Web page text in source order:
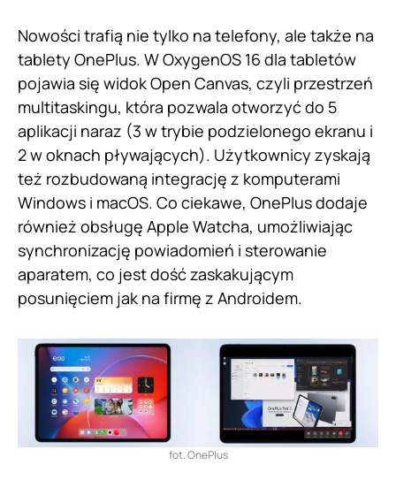
Nowości trafią nie tylko na telefony, ale także na
tablety OnePlus. W OxygenOS 16 dla tabletów
pojawia się widok Open Canvas, czyli przestrzeń
multitaskingu, która pozwala otworzyć do 5
aplikacji naraz (3 w trybie podzielonego ekranu i
2 w oknach pływających). Użytkownicy zyskają
też rozbudowaną integrację z komputerami
Windows i macOS. Co ciekawe, OnePlus dodaje
również obsługę Apple Watcha, umożliwiając
synchronizację powiadomień i sterowanie
aparatem, co jest dość zaskakującym
posunięciem jak na firmę z Androidem.
fot. OnePlus